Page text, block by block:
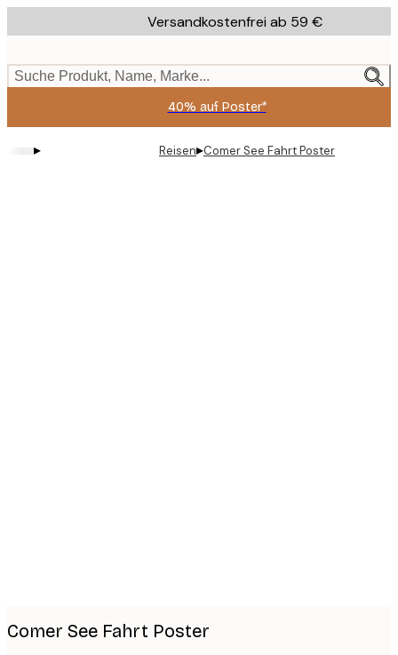
to
content.
Versandkostenfrei ab 59 €
Suche Produkt, Name, Marke...
40% auf Poster*
▸ Reisen▸Comer See Fahrt Poster
Comer See Fahrt Poster